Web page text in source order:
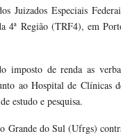
Juizados Especiais
4ª Região (TRF4), em
imposto de renda as
ao Hospital de Clínicas
estudo e pesquisa.
Grande do Sul (Ufrgs)